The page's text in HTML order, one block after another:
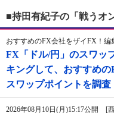
■持田有紀子の「戦うオ
おすすめのFX会社をザイFX！編
FX「ドル/円」のスワッ
キングして、おすすめ
スワップポイントを調査
2026年08月10日(月)15:17公開 [